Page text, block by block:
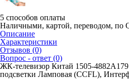
5 способов оплаты
Наличными, картой, переводом, по
Описание
Характеристики
Отзывов (0)
Вопрос - ответ (0)
ЖК-телевизор Китай 1505-
подсветки Ламповая (CCFL),